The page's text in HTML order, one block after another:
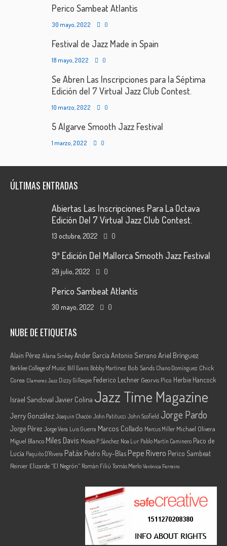
Perico Sambeat Atlantis
30 mayo, 2022 0
Festival de Jazz Made in Spain
18 mayo, 2022 0
Se Abren Las Inscripciones para la Séptima
Edición del 7 Virtual Jazz Club Contest.
10 marzo, 2022 0
5 Algarve Smooth Jazz Festival
1 marzo, 2022 0
ÚLTIMAS ENTRADAS
Abiertas Las Inscripciones Para La Octava
Edición Del 7 Virtual Jazz Club Contest.
13 octubre, 2022 0
9ª Edición Del Mallorca Smooth Jazz Festival
29 julio, 2022 0
Perico Sambeat Atlantis
30 mayo, 2022 0
NUBE DE ETIQUETAS
Alain Pérez Alana SinkeyAnder García Antonio Serrano Ariel Brínguez
Berklee College of Music Bill Evans Bobby Martínez Bob Sands Chano Domínguez Chick
Corea Clamores Jazz Dizzy Gillespie Federico Lechner Georvis Pico Herbie Hancock
Israel Sandoval Javier Colina Jazz Time Magazine
Jerry González Joaquin Chacón John Patitucci John Scofield Jorge Pardo
Jorge Pérez Jorge Vera Luis Guerra Marcos Collado Marcus Miller Michael Olivera
Miguel Blanco Miles Davis Moisés P. Sánchez Noa Lur Pablo Martín Caminero Paco de
Lucía Paquito D'Rivera Patáx Pedro Ruy-Blas Pepe Rivero Perico Sambeat
Reinier Elizarde “El Negrón” Román Filiú Tomás Merlo Verónica Ferreiro